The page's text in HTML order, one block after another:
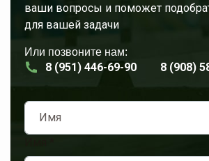
ваши вопросы и поможет
для вашей задачи
Или позвоните нам:
8 (951) 446-69-90 8 (908)